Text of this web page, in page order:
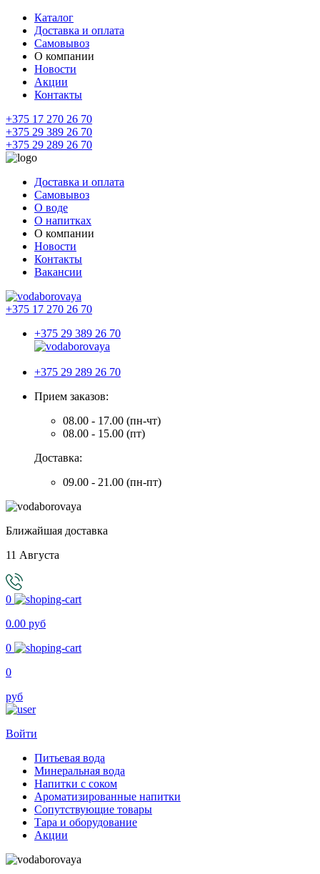
Каталог
Доставка и оплата
Самовывоз
О компании
Новости
Акции
Контакты
+375 17 270 26 70
+375 29 389 26 70
+375 29 289 26 70
Доставка и оплата
Самовывоз
О воде
О напитках
О компании
Новости
Контакты
Вакансии
+375 17 270 26 70
+375 29 389 26 70
+375 29 289 26 70
Прием заказов:
08.00 - 17.00 (пн-чт)
08.00 - 15.00 (пт)
Доставка:
09.00 - 21.00 (пн-пт)
Ближайшая доставка
11 Августа
0
0.00 руб
0
0
руб
Войти
Питьевая вода
Минеральная вода
Напитки с соком
Ароматизированные напитки
Сопутствующие товары
Тара и оборудование
Акции